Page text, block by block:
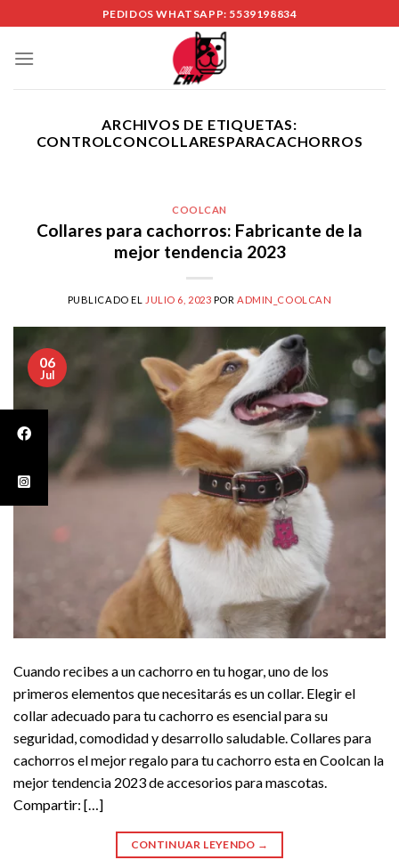
to
content
PEDIDOS WHATSAPP: 5539198834
ARCHIVOS DE ETIQUETAS:
CONTROLCONCOLLARESPARACACHORROS
COOLCAN
Collares para cachorros: Fabricante de la
mejor tendencia 2023
PUBLICADO EL JULIO 6, 2023 POR ADMIN_COOLCAN
06
Jul
Cuando recibes a un cachorro en tu hogar, uno de los
primeros elementos que necesitarás es un collar. Elegir el
collar adecuado para tu cachorro es esencial para su
seguridad, comodidad y desarrollo saludable. Collares para
cachorros el mejor regalo para tu cachorro esta en Coolcan la
mejor tendencia 2023 de accesorios para mascotas.
Compartir: […]
CONTINUAR LEYENDO →